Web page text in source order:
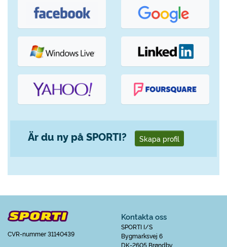
Är du ny på SPORTI? Skapa profil
CVR-nummer 31140439
Kontakta oss
SPORTI I/S
Bygmarksvej 6
DK-2605 Brøndby